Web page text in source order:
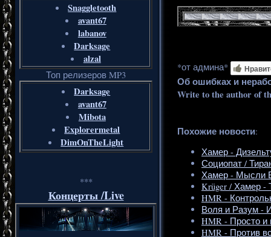
Snaggletooth
avant67
labanov
Darksage
alzal
Топ релизеров MP3
Darksage
avant67
Mibota
Explorermetal
DimOnTheLight
***
Концерты /Live
*от админа*
Об ошибках и
Write to the author of
Похожие новости:
Хамер -
Социопат /
Хамер - Мысли
Krüger / Хамер -
HMR -
Воля и Разум -
HMR - Просто и
HMR - Против